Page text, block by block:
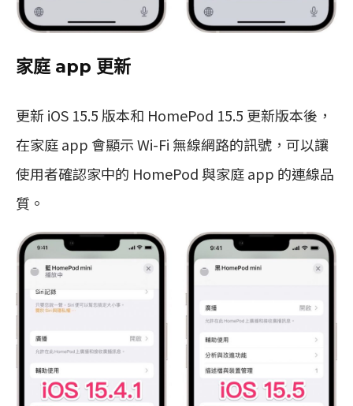
家庭 app 更新
更新 iOS 15.5 版本和 HomePod 15.5 更新版本後，
在家庭 app 會顯示 Wi-Fi 無線網路的訊號，可以讓
使用者確認家中的 HomePod 與家庭 app 的連線品
質。